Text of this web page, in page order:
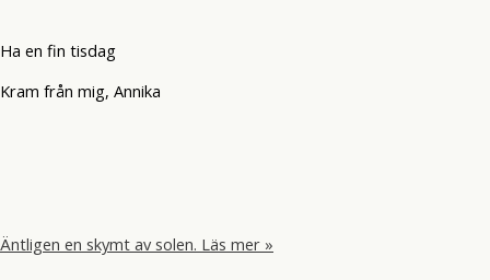
Ha en fin tisdag
Kram från mig, Annika
Äntligen en skymt av solen. Läs mer »